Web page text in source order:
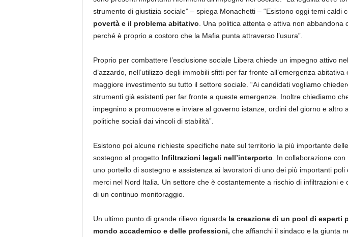
strumento di giustizia sociale” – spiega Monachetti – “Esistono oggi temi caldi
povertà e il problema abitativo . Una politica attenta e attiva non abbandona
perché è proprio a costoro che la Mafia punta attraverso l’usura”.
Proprio per combattere l’esclusione sociale Libera chiede un impegno attivo
d’azzardo, nell’utilizzo degli immobili sfitti per far fronte all’emergenza
maggiore investimento su tutto il settore sociale. “Ai candidati vogliamo
strumenti già esistenti per far fronte a queste emergenze. Inoltre chiediamo
impegnino a promuovere e inviare al governo istanze, ordini del giorno e altro
politiche sociali dai vincoli di stabilità”.
Esistono poi alcune richieste specifiche nate sul territorio la più importante
sostegno al progettoInfiltrazioni legali nell’interporto . In collaborazione
uno portello di sostegno e assistenza ai lavoratori di uno dei più importanti poli
merci nel Nord Italia. Un settore che è costantemente a rischio di infiltrazioni e
di un continuo monitoraggio.
Un ultimo punto di grande rilievo riguarda la creazione di un pool di esperti
mondo accademico e delle professioni, che affianchi il sindaco e la giunta